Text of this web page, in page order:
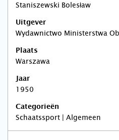
Staniszewski Bolesław
Uitgever
Wydawnictwo Ministerstwa
Plaats
Warszawa
Jaar
1950
Categorieën
Schaatssport | Algemeen